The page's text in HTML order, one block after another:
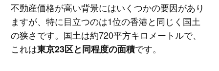
不動産価格が高い背景にはいくつかの要因があり
ますが、特に目立つのは1位の香港と同じく国土
の狭さです。国土は約720平方キロメートルで、
これは東京23区と同程度の面積です。